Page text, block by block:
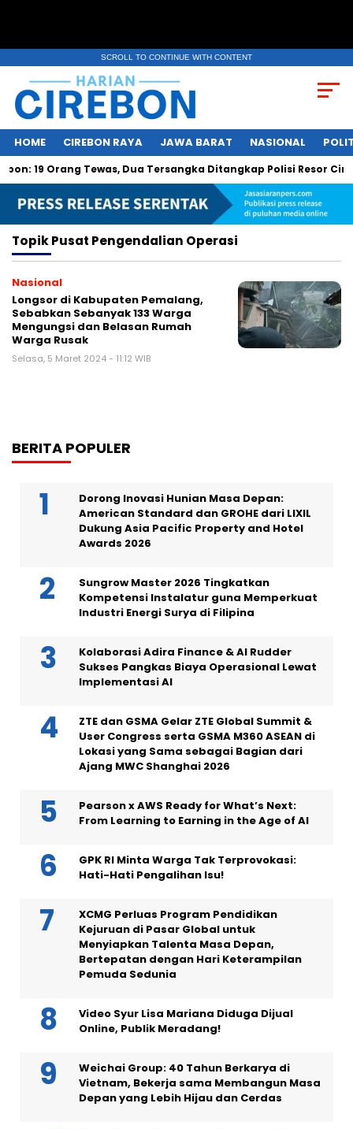
SCROLL TO CONTINUE WITH CONTENT
HOME CIREBON RAYA JAWA BARAT NASIONAL
19 Orang Tewas, Dua Tersangka Ditangkap Polisi Resor
TopikPusat Pengendalian Operasi
Nasional
Longsor di Kabupaten Pemalang,
Sebabkan Sebanyak 133 Warga
Mengungsi dan Belasan Rumah
Warga Rusak
Selasa, 5 Maret 2024 - 11:12 WIB
BERITA POPULER
Dorong Inovasi Hunian Masa Depan:
American Standard dan GROHE dari LIXIL
Dukung Asia Pacific Property and Hotel
Awards 2026
Sungrow Master 2026 Tingkatkan
Kompetensi Instalatur guna Memperkuat
Industri Energi Surya di Filipina
Kolaborasi Adira Finance & AI Rudder
Sukses Pangkas Biaya Operasional Lewat
Implementasi AI
ZTE dan GSMA Gelar ZTE Global Summit &
User Congress serta GSMA M360 ASEAN di
Lokasi yang Sama sebagai Bagian dari
Ajang MWC Shanghai 2026
Pearson x AWS Ready for What’s Next:
From Learning to Earning in the Age of AI
GPK RI Minta Warga Tak Terprovokasi:
Hati-Hati Pengalihan Isu!
XCMG Perluas Program Pendidikan
Kejuruan di Pasar Global untuk
Menyiapkan Talenta Masa Depan,
Bertepatan dengan Hari Keterampilan
Pemuda Sedunia
Video Syur Lisa Mariana Diduga Dijual
Online, Publik Meradang!
Weichai Group: 40 Tahun Berkarya di
Vietnam, Bekerja sama Membangun Masa
Depan yang Lebih Hijau dan Cerdas